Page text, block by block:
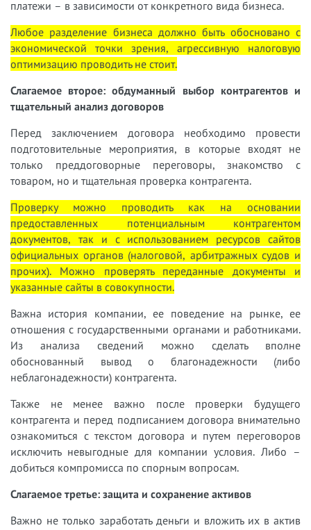
платежи – в зависимости от конкретного вида бизнеса.
Любое разделение бизнеса должно быть обосновано с
экономической точки зрения, агрессивную налоговую
оптимизацию проводить не стоит.
Слагаемое второе: обдуманный выбор контрагентов и
тщательный анализ договоров
Перед заключением договора необходимо провести
подготовительные мероприятия, в которые входят не
только преддоговорные переговоры, знакомство с
товаром, но и тщательная проверка контрагента.
Проверку можно проводить как на основании
предоставленных потенциальным контрагентом
документов, так и с использованием ресурсов сайтов
официальных органов (налоговой, арбитражных судов и
прочих). Можно проверять переданные документы и
указанные сайты в совокупности.
Важна история компании, ее поведение на рынке, ее
отношения с государственными органами и работниками.
Из анализа сведений можно сделать вполне
обоснованный вывод о благонадежности (либо
неблагонадежности) контрагента.
Также не менее важно после проверки будущего
контрагента и перед подписанием договора внимательно
ознакомиться с текстом договора и путем переговоров
исключить невыгодные для компании условия. Либо –
добиться компромисса по спорным вопросам.
Слагаемое третье: защита и сохранение активов
Важно не только заработать деньги и вложить их в актив